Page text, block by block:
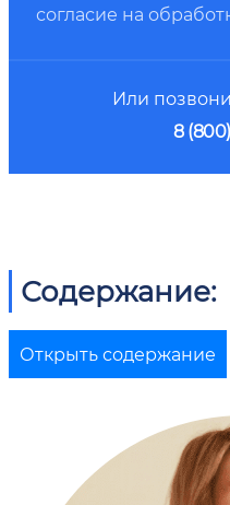
согласие на
Или
8
Содержание:
Открыть содержание